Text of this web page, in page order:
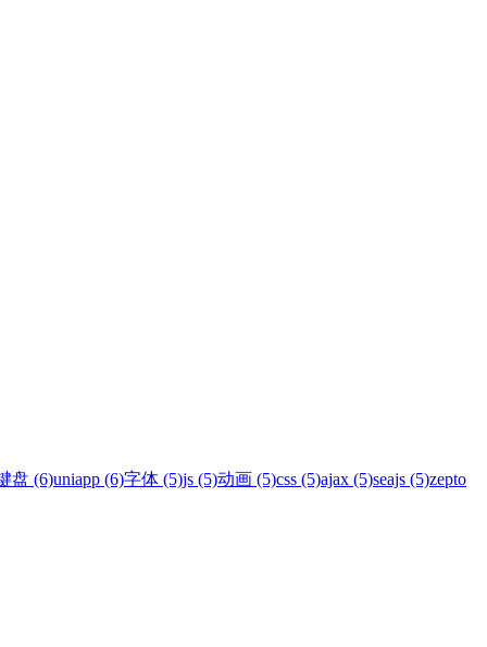
盘 (6)uniapp (6)字体 (5)js (5)动画 (5)css (5)ajax (5)seajs (5)zepto